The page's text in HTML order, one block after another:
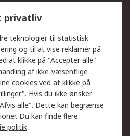
Teknisk Support
Eksportløsninger
Returnering
Spor min ordre
Betalingsmuligheder
Okdo
privatliv
teknologier til statistisk
og til at vise reklamer på
at klikke på "Accepter alle"
af ikke-væsentlige
cookies ved at klikke på
Hvis du ikke ønsker
alle". Dette kan begrænse
Du kan finde flere
politik.